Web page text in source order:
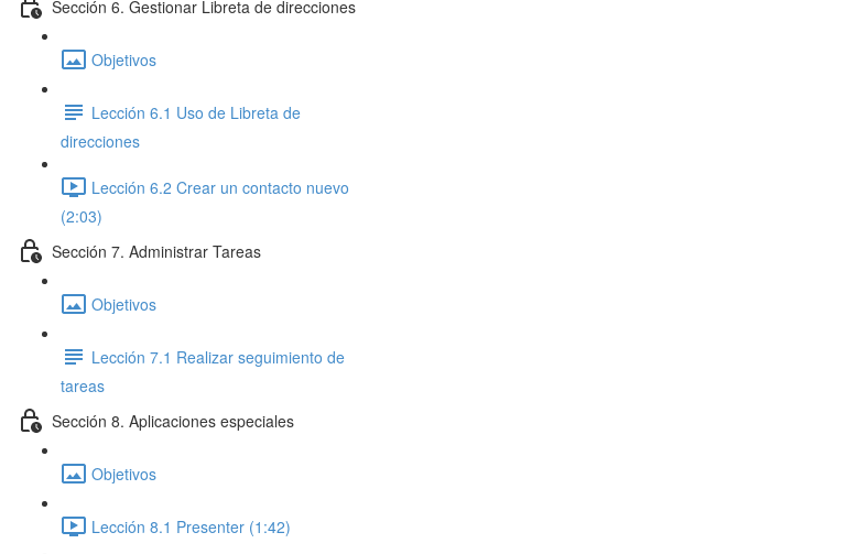
Sección 6. Gestionar Libreta de direcciones
Objetivos
Lección 6.1 Uso de Libreta de
direcciones
Lección 6.2 Crear un contacto nuevo
(2:03)
Sección 7. Administrar Tareas
Objetivos
Lección 7.1 Realizar seguimiento de
tareas
Sección 8. Aplicaciones especiales
Objetivos
Lección 8.1 Presenter (1:42)